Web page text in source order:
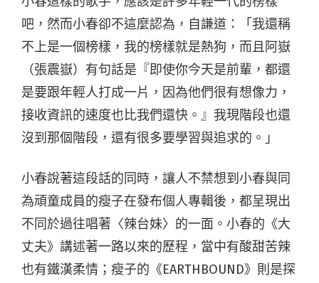
吧，然而小春卻不這麼認為，自謙道：「我還稱
不上是一個榜樣，我的榜樣就是熱狗，而且阿嶽
（張震嶽）有句話是『即使你今天是前輩，都還
是要跟年輕人打成一片，因為他們很有想像力，
接收資訊的速度也比我們還快。』我現階段也還
沒到那個階段，還有很多要學習與追求的。」
小春說著這段話的同時，讓人不禁想到小春與同
為頑童成員的瘦子在發布個人專輯後，都呈現出
不同於過往唱著〈辣台妹〉的一面。小春的《大
丈夫》講述著一路以來的歷程，當中有酸甜苦辣
也有鐵漢柔情；瘦子的《EARTHBOUND》則是探